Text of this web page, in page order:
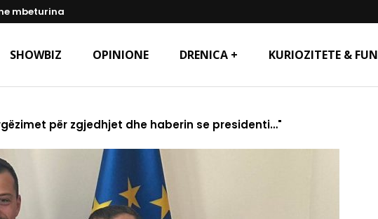
mbeturina
SHOWBIZ OPINIONE DRENICA + KURIOZITETE & FUN
për zgjedhjet dhe haberin se presidenti…"